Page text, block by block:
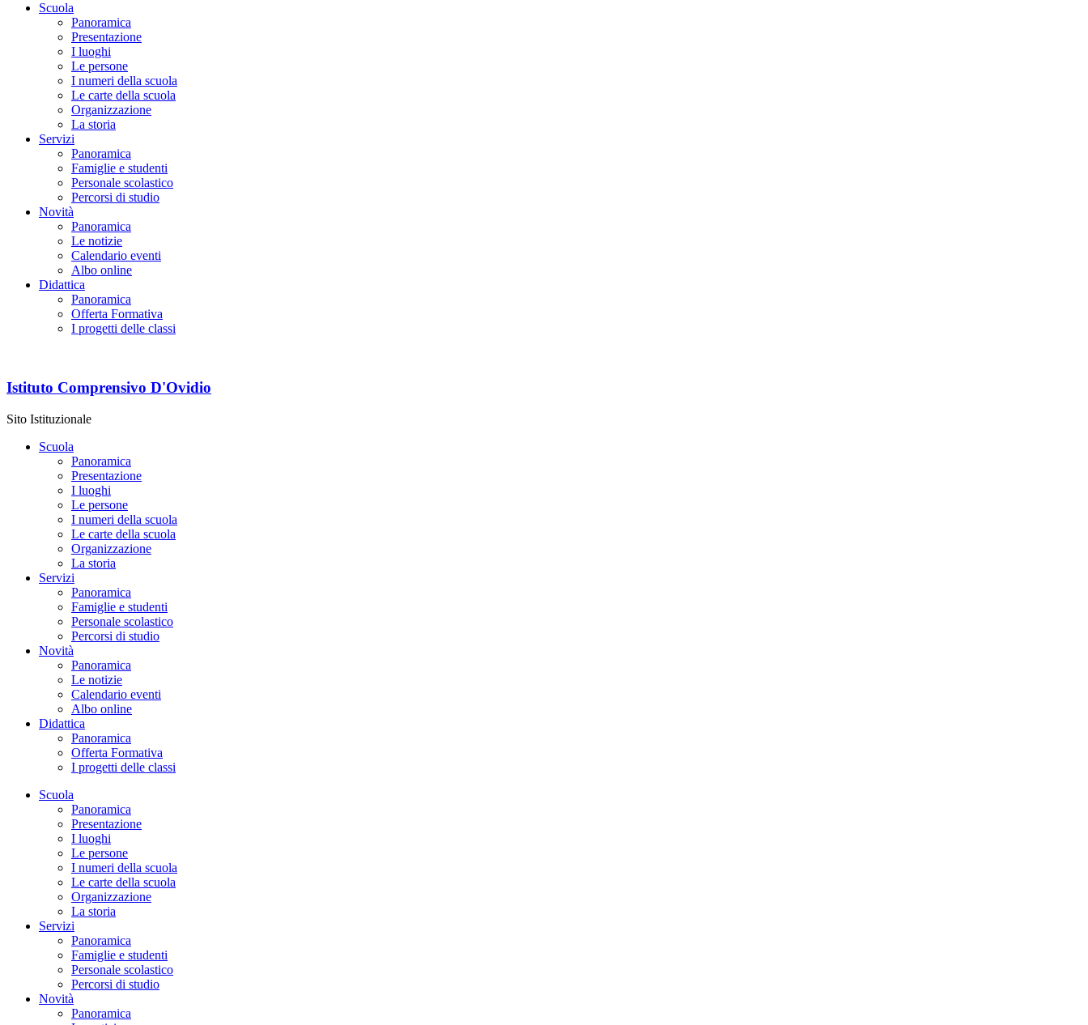
Scuola
Panoramica
Presentazione
I luoghi
Le persone
I numeri della scuola
Le carte della scuola
Organizzazione
La storia
Servizi
Panoramica
Famiglie e studenti
Personale scolastico
Percorsi di studio
Novità
Panoramica
Le notizie
Calendario eventi
Albo online
Didattica
Panoramica
Offerta Formativa
I progetti delle classi
Istituto Comprensivo D'Ovidio
Sito Istituzionale
Scuola
Panoramica
Presentazione
I luoghi
Le persone
I numeri della scuola
Le carte della scuola
Organizzazione
La storia
Servizi
Panoramica
Famiglie e studenti
Personale scolastico
Percorsi di studio
Novità
Panoramica
Le notizie
Calendario eventi
Albo online
Didattica
Panoramica
Offerta Formativa
I progetti delle classi
Scuola
Panoramica
Presentazione
I luoghi
Le persone
I numeri della scuola
Le carte della scuola
Organizzazione
La storia
Servizi
Panoramica
Famiglie e studenti
Personale scolastico
Percorsi di studio
Novità
Panoramica